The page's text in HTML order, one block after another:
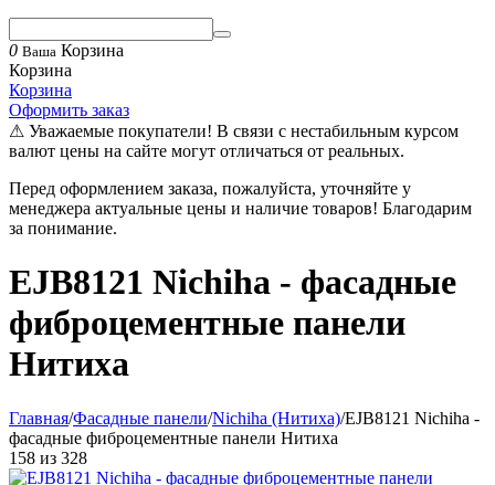
0 Ваша Корзина
Корзина
Корзина
Оформить заказ
⚠ Уважаемые покупатели! В связи с нестабильным курсом
валют цены на сайте могут отличаться от реальных.
Перед оформлением заказа, пожалуйста, уточняйте у
менеджера актуальные цены и наличие товаров! Благодарим
за понимание.
EJB8121 Nichiha - фасадные
фиброцементные панели
Нитиха
Главная/Фасадные панели/Nichiha (Нитиха)/EJB8121 Nichiha -
фасадные фиброцементные панели Нитиха
158 из 328